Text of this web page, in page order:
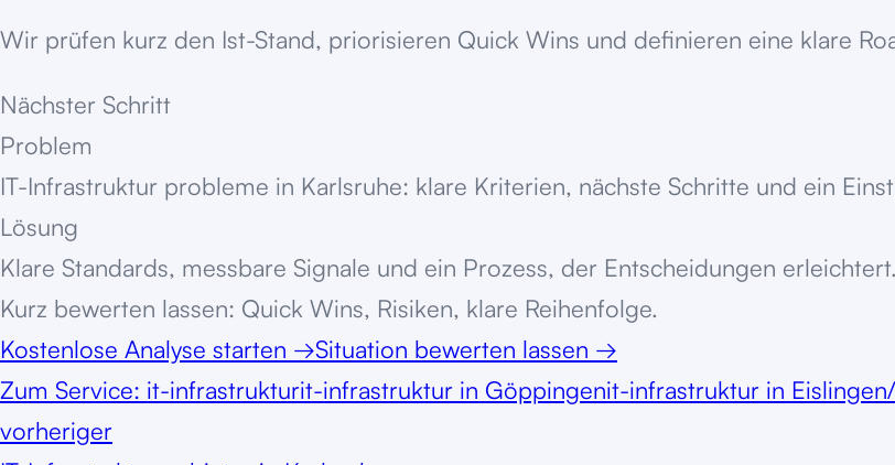
Wir prüfen kurz den Ist-Stand, priorisieren Quick Wins und definieren eine klare
Nächster Schritt
Problem
IT-Infrastruktur probleme in Karlsruhe: klare Kriterien, nächste Schritte und ein
Lösung
Klare Standards, messbare Signale und ein Prozess, der Entscheidungen erleichtert.
Kurz bewerten lassen: Quick Wins, Risiken, klare Reihenfolge.
Kostenlose Analyse starten →Situation bewerten lassen →
Zum Service: it-infrastrukturit-infrastruktur in Göppingenit-infrastruktur in
vorheriger